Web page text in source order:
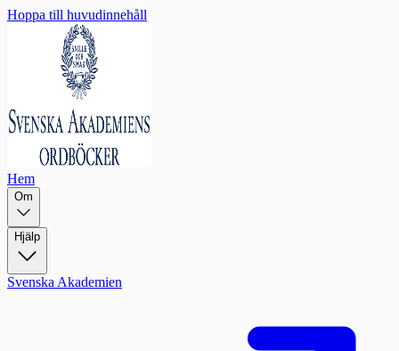
Hoppa till huvudinnehåll
Hem
Om
Hjälp
Svenska Akademien